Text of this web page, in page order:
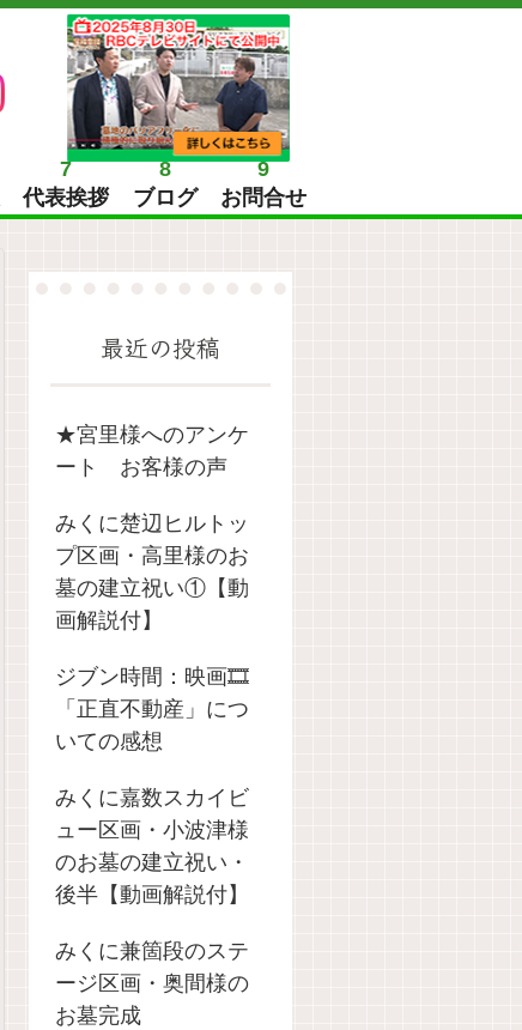
7
代表挨拶
8
ブログ
9
お問合せ
最近の投稿
★宮里様へのアンケ
ート お客様の声
みくに楚辺ヒルトッ
プ区画・高里様のお
墓の建立祝い①【動
画解説付】
ジブン時間：映画🎞️
「正直不動産」につ
いての感想
みくに嘉数スカイビ
ュー区画・小波津様
のお墓の建立祝い・
後半【動画解説付】
みくに兼箇段のステ
ージ区画・奥間様の
お墓完成